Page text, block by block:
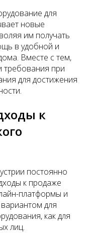
для
новые
им получать
в удобной и
Вместе с тем,
требования при
для достижения
к
постоянно
к продаже
платформы и
для
как для
лиц.